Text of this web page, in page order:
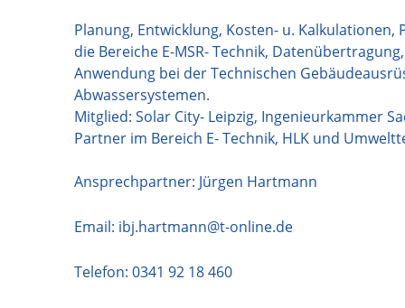
Planung, Entwicklung, Kosten- u.
die Bereiche E-MSR- Technik, Datenübertragung,
Anwendung bei der Technischen
Abwassersystemen.
Mitglied: Solar City- Leipzig, Ingenieurkammer
Partner im Bereich E- Technik, HLK und
Ansprechpartner: Jürgen Hartmann
Email: ibj.hartmann@t-online.de
Telefon: 0341 92 18 460